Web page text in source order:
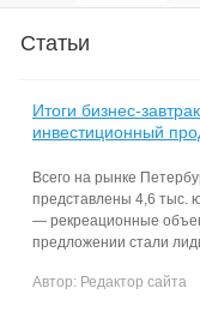
Статьи
Итоги бизнес-
инвестиционный
Всего на рынке
представлены 4,6 тыс.
— рекреационные
предложении стали
Автор: Редактор сайта